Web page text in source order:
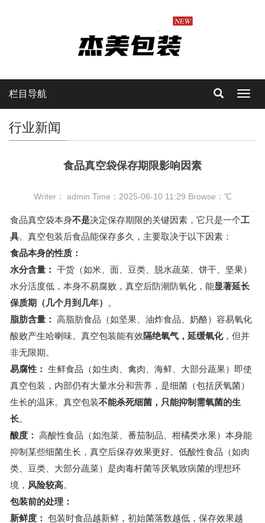
栏目导航
行业新闻
食品真空袋保存期限影响因素
Writer： admin Time：2025-06-10 11:29 Browse： ℃
食品真空袋本身不是决定保存期限的关键因素，它只是一个工
具。真空包装后食品能保存多久，主要取决于以下因素：
食品本身的性质：
水分含量： 干货（如米、面、豆类、脱水蔬菜、饼干、坚果）
水分活度低，本身不易腐败，真空后防潮防氧化，能显著延长
保质期（几个月到几年）
。
脂肪含量： 高脂肪食品（如坚果、油炸食品、奶酪）容易氧化
酸败产生哈喇味。真空包装能有效隔绝氧气，延缓氧化，但并
非无限期。
易腐性： 生鲜食品（如生肉、禽肉、海鲜、大部分蔬果）即使
真空包装，内部仍有大量水分和营养，是细菌（包括厌氧菌）
生长的温床。真空包装不能杀死细菌，只能抑制需氧菌的生
长。
酸度： 高酸性食品（如泡菜、番茄制品、柑橘类水果）本身能
抑制某些细菌生长，真空后保存效果更好。低酸性食品（如肉
类、豆类、大部分蔬菜）是肉毒杆菌等厌氧致病菌的理想环
境， 风险较高。
包装前的处理：
新鲜度： 包装时食品越新鲜，初始菌落数越低，保存效果越